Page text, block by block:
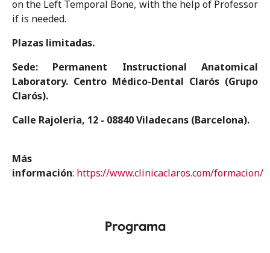
on the Left Temporal Bone, with the help of Professor
if is needed.
Plazas limitadas.
Sede: Permanent Instructional Anatomical
Laboratory. Centro Médico-Dental Clarós (Grupo
Clarós).
Calle Rajoleria, 12 - 08840 Viladecans (Barcelona).
Más
información: https://www.clinicaclaros.com/formacion/
Programa